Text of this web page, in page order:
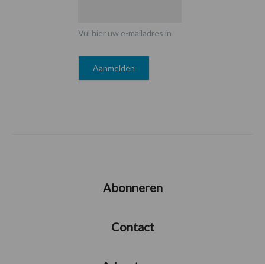
Vul hier uw e-mailadres in
Abonneren
Contact